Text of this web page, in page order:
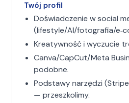
Twój profil
Doświadczenie w social
(lifestyle/AI/fotografia/
Kreatywność i wyczucie
Canva/CapCut/Meta
podobne.
Podstawy narzędzi
— przeszkolimy.